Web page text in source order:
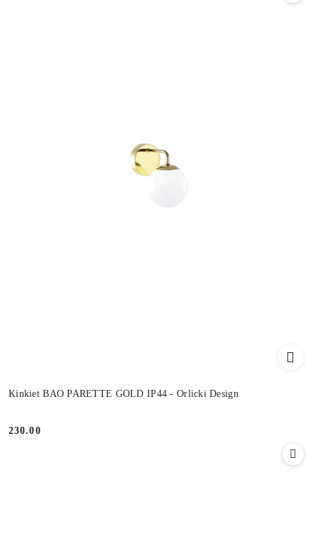
Kinkiet BAO PARETTE GOLD IP44 - Orlicki Design
Cena:
230.00